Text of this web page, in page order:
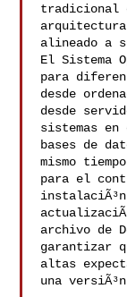
tradicional
alineado a
El Sistema
para
desde
desde
sistemas
bases de
mismo
para el
archivo de
garantizar
altas
una